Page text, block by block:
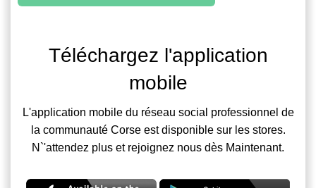
Téléchargez l'application
mobile
L'application mobile du réseau social professionnel de
la communauté Corse est disponible sur les stores.
N`'attendez plus et rejoignez nous dès Maintenant.